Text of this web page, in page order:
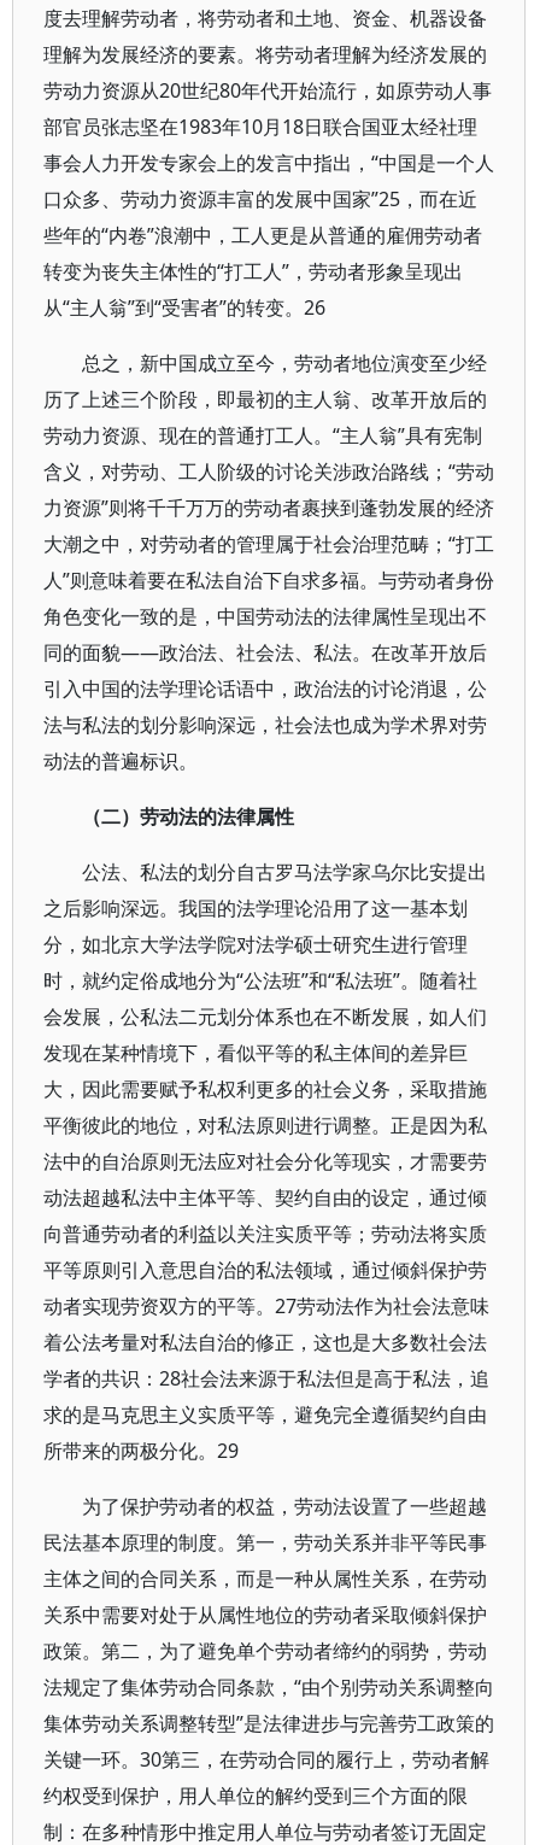
度去理解劳动者，将劳动者和土地、资金、机器设备
理解为发展经济的要素。将劳动者理解为经济发展的
劳动力资源从20世纪80年代开始流行，如原劳动人事
部官员张志坚在1983年10月18日联合国亚太经社理
事会人力开发专家会上的发言中指出，“中国是一个人
口众多、劳动力资源丰富的发展中国家”25，而在近
些年的“内卷”浪潮中，工人更是从普通的雇佣劳动者
转变为丧失主体性的“打工人”，劳动者形象呈现出
从“主人翁”到“受害者”的转变。26
总之，新中国成立至今，劳动者地位演变至少经
历了上述三个阶段，即最初的主人翁、改革开放后的
劳动力资源、现在的普通打工人。“主人翁”具有宪制
含义，对劳动、工人阶级的讨论关涉政治路线；“劳动
力资源”则将千千万万的劳动者裹挟到蓬勃发展的经济
大潮之中，对劳动者的管理属于社会治理范畴；“打工
人”则意味着要在私法自治下自求多福。与劳动者身份
角色变化一致的是，中国劳动法的法律属性呈现出不
同的面貌——政治法、社会法、私法。在改革开放后
引入中国的法学理论话语中，政治法的讨论消退，公
法与私法的划分影响深远，社会法也成为学术界对劳
动法的普遍标识。
（二）劳动法的法律属性
公法、私法的划分自古罗马法学家乌尔比安提出
之后影响深远。我国的法学理论沿用了这一基本划
分，如北京大学法学院对法学硕士研究生进行管理
时，就约定俗成地分为“公法班”和“私法班”。随着社
会发展，公私法二元划分体系也在不断发展，如人们
发现在某种情境下，看似平等的私主体间的差异巨
大，因此需要赋予私权利更多的社会义务，采取措施
平衡彼此的地位，对私法原则进行调整。正是因为私
法中的自治原则无法应对社会分化等现实，才需要劳
动法超越私法中主体平等、契约自由的设定，通过倾
向普通劳动者的利益以关注实质平等；劳动法将实质
平等原则引入意思自治的私法领域，通过倾斜保护劳
动者实现劳资双方的平等。27劳动法作为社会法意味
着公法考量对私法自治的修正，这也是大多数社会法
学者的共识：28社会法来源于私法但是高于私法，追
求的是马克思主义实质平等，避免完全遵循契约自由
所带来的两极分化。29
为了保护劳动者的权益，劳动法设置了一些超越
民法基本原理的制度。第一，劳动关系并非平等民事
主体之间的合同关系，而是一种从属性关系，在劳动
关系中需要对处于从属性地位的劳动者采取倾斜保护
政策。第二，为了避免单个劳动者缔约的弱势，劳动
法规定了集体劳动合同条款，“由个别劳动关系调整向
集体劳动关系调整转型”是法律进步与完善劳工政策的
关键一环。30第三，在劳动合同的履行上，劳动者解
约权受到保护，用人单位的解约受到三个方面的限
制：在多种情形中推定用人单位与劳动者签订无固定